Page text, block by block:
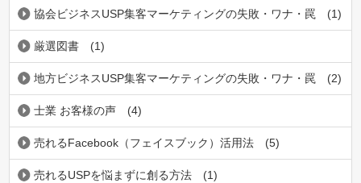
協会ビジネスUSP集客マーケティングの失敗・ワナ・罠 (1)
厳選図書 (1)
地方ビジネスUSP集客マーケティングの失敗・ワナ・罠 (2)
士業 お客様の声 (4)
売れるFacebook（フェイスブック）活用法 (5)
売れるUSPを悩まずに創る方法 (1)